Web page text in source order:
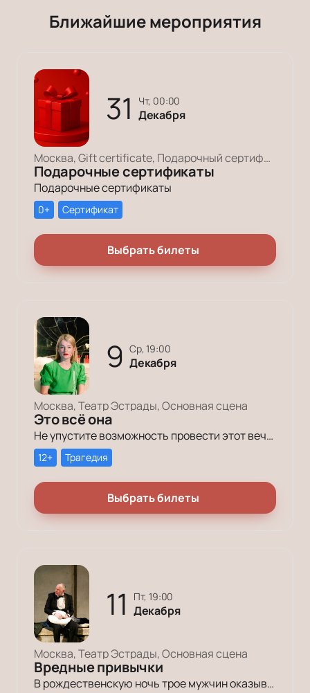
Ближайшие мероприятия
31 чт, 00:00
Декабря
Москва, Gift certificate, Подарочный сертификат
Подарочные сертификаты
Подарочные сертификаты
0+ Сертификат
Выбрать билеты
9 ср, 19:00
Декабря
Москва, Театр Эстрады, Основная сцена
Это всё она
Не упустите возможность провести этот вечер в компании героев постановки «Это всё она»!
12+ Трагедия
Выбрать билеты
11 пт, 19:00
Декабря
Москва, Театр Эстрады, Основная сцена
Вредные привычки
В рождественскую ночь трое мужчин оказываются в КПЗ за административные правонарушения. Один – за курение в неположенном месте, второй – за алкогольное опьянение, третий – за превышение скорости.